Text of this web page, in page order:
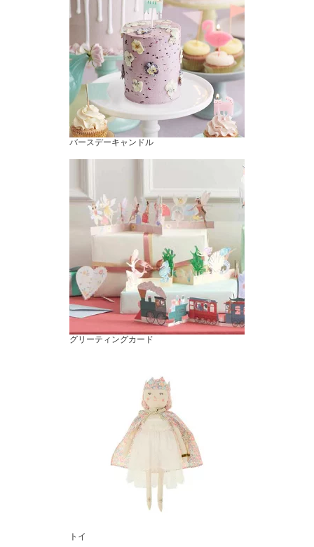
バースデーキャンドル
グリーティングカード
トイ